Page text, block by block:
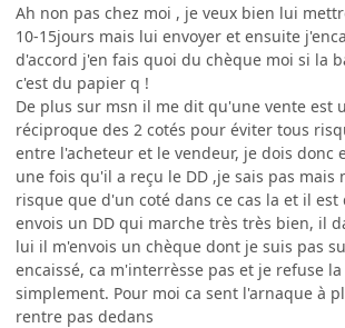
Ah non pas chez moi , je veux bien lui
10-15jours mais lui envoyer et ensuite
d'accord j'en fais quoi du chèque moi si la
c'est du papier q !
De plus sur msn il me dit qu'une vente est
réciproque des 2 cotés pour éviter tous
entre l'acheteur et le vendeur, je dois donc
une fois qu'il a reçu le DD ,je sais pas mais
risque que d'un coté dans ce cas la et il
envois un DD qui marche très très bien, il
lui il m'envois un chèque dont je suis pas
encaissé, ca m'interrèsse pas et je refuse
simplement. Pour moi ca sent l'arnaque à
rentre pas dedans